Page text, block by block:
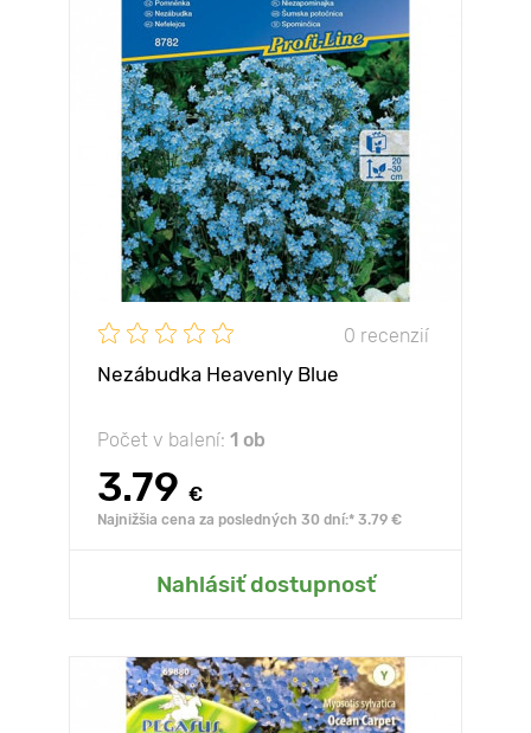
0 recenzií
Nezábudka Heavenly Blue
Počet v balení: 1 ob
3.79 €
Najnižšia cena za posledných 30 dní:* 3.79 €
Nahlásiť dostupnosť